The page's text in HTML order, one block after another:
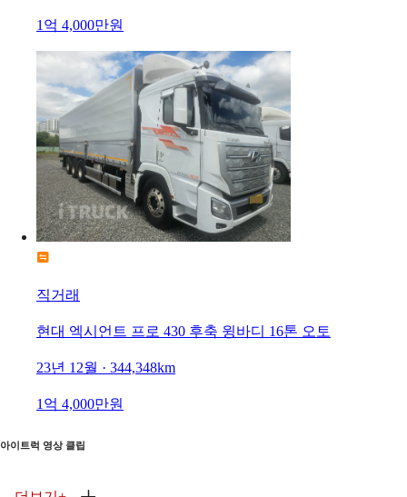
1억 4,000만원
직거래
현대 엑시언트 프로 430 후축 윙바디 16톤 오토
23년 12월 · 344,348km
1억 4,000만원
아이트럭 영상 클립